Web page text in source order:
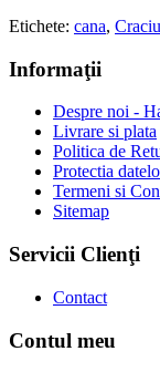
Etichete: cana,
Informaţii
Despre noi -
Livrare si plata
Politica de
Protectia
Termeni si
Sitemap
Servicii Clienţi
Contact
Contul meu